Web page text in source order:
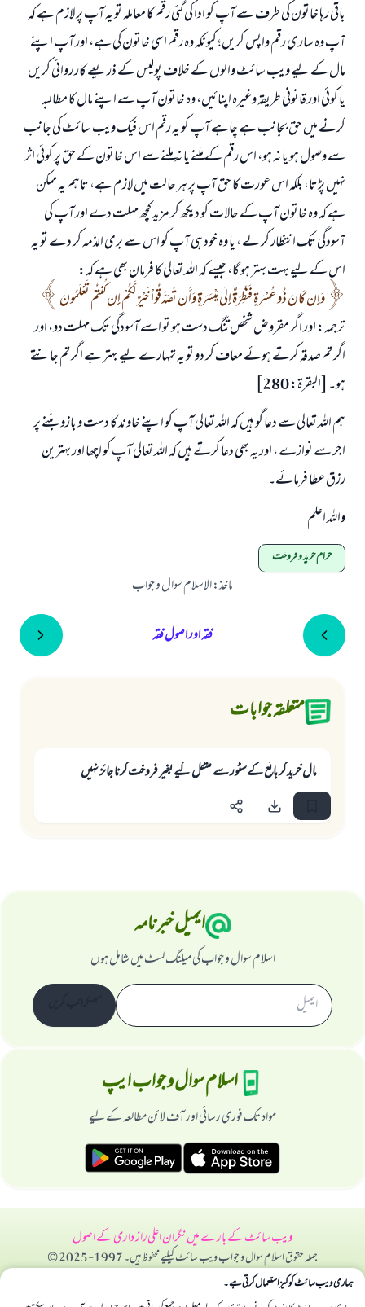
باقی رہا خاتون کی طرف سے آپ کو ادا کی گئی رقم کا معاملہ تو یہ آپ پر لازم ہے کہ
آپ وہ ساری رقم واپس کریں؛ کیونکہ وہ رقم اسی خاتون کی ہے، اور آپ اپنے
مال کے لیے ویب سائٹ والوں کے خلاف پولیس کے ذریعے کار روائی کریں
یا کوئی اور قانونی طریقہ وغیرہ اپنائیں، وہ خاتون آپ سے اپنے مال کا مطالبہ
کرنے میں حق بجانب ہے چاہے آپ کو یہ رقم اس فیک ویب سائٹ کی جانب
سے وصول ہو یا نہ ہو، اس رقم کے ملنے یا نہ ملنے سے اس خاتون کے حق پر کوئی اثر
نہیں پڑتا، بلکہ اس عورت کا حق آپ پر ہر حالت میں لازم ہے، تاہم یہ ممکن
ہے کہ وہ خاتون آپ کے حالات کو دیکھ کر مزید کچھ مہلت دے اور آپ کی
آسودگی تک انتظار کر لے ، یا وہ خود ہی آپ کو اس سے بری الذمہ کر دے تو یہ
اس کے لیے بہت بہتر ہو گا، جیسے کہ اللہ تعالی کا فرمان بھی ہے کہ:
وَإِن كَانَ ذُو عُسْرَةٍ فَنَظِرَةٌ إِلَى مَيْسَرَةٍ وَأَن تَصَدَّقُواْ خَيْرٌ لَّكُمْ إِن كُنتُمْ تَعْلَمُونَ
ترجمہ: اور اگر مقروض شخص تنگ دست ہو تو اسے آسودگی تک مہلت دو، اور
اگر تم صدقہ کرتے ہوئے معاف کر دو تو یہ تمہارے لیے بہتر ہے اگر تم جانتے
ہو۔ [البقرۃ: 280]
ہم اللہ تعالی سے دعا گو ہیں کہ اللہ تعالی آپ کو اپنے خاوند کا دست و بازو بننے پر
اجر سے نوازے ، اور یہ بھی دعا کرتے ہیں کہ اللہ تعالی آپ کو اچھا اور بہترین
رزق عطا فرمائے۔
واللہ اعلم
حرام خرید و فروخت
ماخذ:الاسلام سوال و جواب
فقہ اور اصول فقہ
متعلقہ جوابات
مال خريد كر بائع كےسٹور سے منتقل كيے بغير فروخت كرنا جائز نہيں
ایمیل خبرنامہ
اسلام سوال و جواب کی میلنگ لسٹ میں شامل ہوں
اسلام سوال و جواب ایپ
مواد تک فوری رسائی اور آف لائن مطالعہ کے لیے
ویب سائٹ کے بارے میںنگران اعلیراز داری کے اصول
جملہ حقوق اسلام سوال و جواب ویب سائٹ کیلیے محفوظ ہیں۔ 1997-2025 ©
ہماری ویب سائٹ کوکیز استعمال کرتی ہے۔